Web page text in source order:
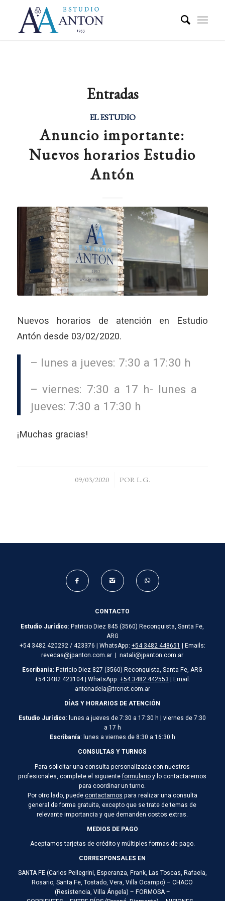
Entradas
EL ESTUDIO
Anuncio importante:
Nuevos horarios Estudio
Antón
Nuevos horarios de atención en Estudio
Antón desde 03/02/2020.
– lunes a jueves: 7:30 a 17:30 h
– viernes: 7:30 a 17 h- lunes a
jueves: 7:30 a 17:30 h
¡Muchas gracias!
09/03/2020
/ PORL.G.
CONTACTO
Estudio Jurídico: Patricio Diez 845 (3560) Reconquista, Santa Fe,
ARG
+54 3482 420292 / 423376 | WhatsApp: +54 3482 448651 | Emails:
revecas@jpanton.com.ar | natali@jpanton.com.ar
Escribanía: Patricio Diez 827 (3560) Reconquista, Santa Fe, ARG
+54 3482 423104 | WhatsApp: +54 3482 442553 | Email:
antonadela@trcnet.com.ar
DÍAS Y HORARIOS DE ATENCIÓN
Estudio Jurídico: lunes a jueves de 7:30 a 17:30 h | viernes de 7:30
a 17 h
Escribanía: lunes a viernes de 8:30 a 16:30 h
CONSULTAS Y TURNOS
Para solicitar una consulta personalizada con nuestros
profesionales, complete el siguienteformularioy lo contactaremos
para coordinar un turno.
Por otro lado, puedecontactarnos para realizar una consulta
general de forma gratuita, excepto que se trate de temas de
relevante importancia y que demanden costos extras.
MEDIOS DE PAGO
Aceptamos tarjetas de crédito y múltiples formas de pago.
CORRESPONSALES EN
SANTA FE (Carlos Pellegrini, Esperanza, Frank, Las Toscas, Rafaela,
Rosario, Santa Fe, Tostado, Vera, Villa Ocampo) – CHACO
(Resistencia, Villa Ángela) – FORMOSA –